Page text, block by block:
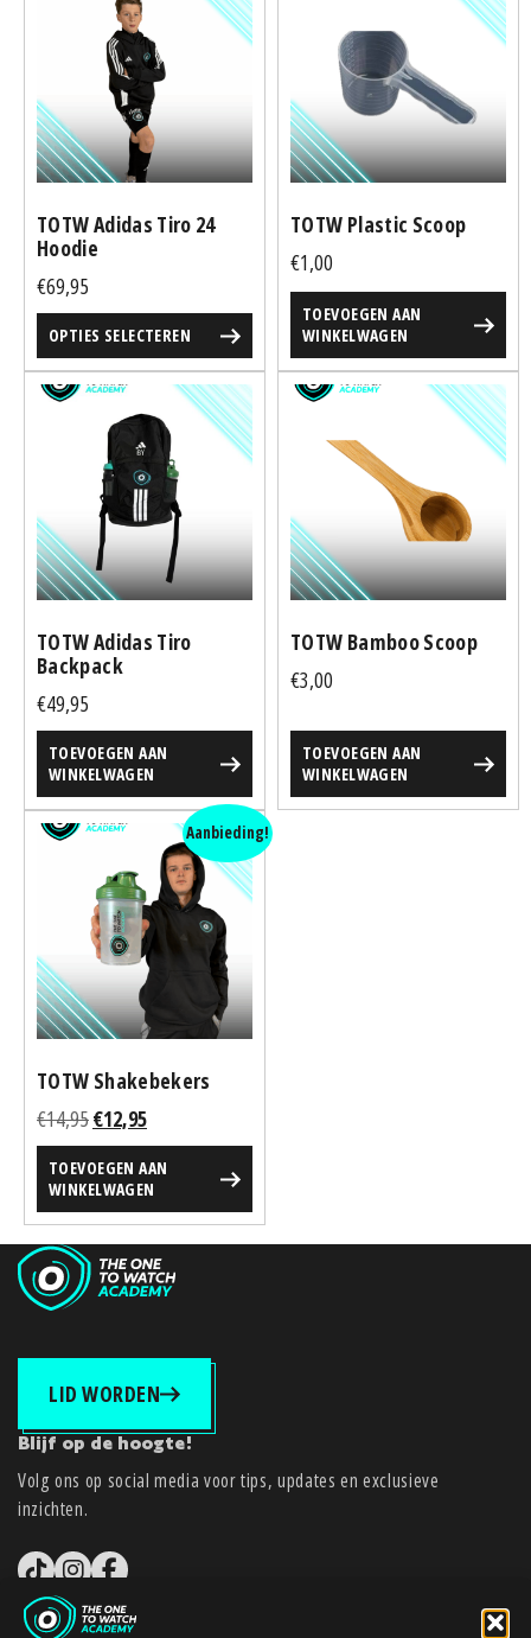
TOTW Adidas Tiro 24
Hoodie
€69,95
OPTIES SELECTEREN
variaties.
Deze
optie
kan
worden
op
de
productpagina
TOTW Plastic Scoop
€1,00
TOEVOEGEN AAN
WINKELWAGEN
TOTW Adidas Tiro
Backpack
€49,95
TOEVOEGEN AAN
WINKELWAGEN
TOTW Bamboo Scoop
€3,00
TOEVOEGEN AAN
WINKELWAGEN
Aanbieding!
TOTW Shakebekers
€14,95Oorspronkelijke
prijs
was:
€14,95.
€12,95Huidige
prijs
is:
€12,95.
TOEVOEGEN AAN
WINKELWAGEN
LID WORDEN
Blijf op de hoogte!
Volg ons op social media voor tips, updates en exclusieve
inzichten.
tiktokinstagramfacebook-f